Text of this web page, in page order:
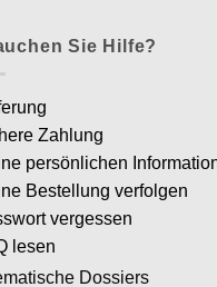
Sie Hilfe?
Zahlung
persönlichen
Bestellung verfolgen
vergessen
lesen
Dossiers